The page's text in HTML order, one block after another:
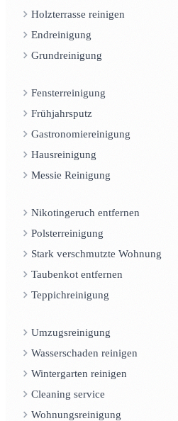
Holzterrasse reinigen
Endreinigung
Grundreinigung
Fensterreinigung
Frühjahrsputz
Gastronomiereinigung
Hausreinigung
Messie Reinigung
Nikotingeruch entfernen
Polsterreinigung
Stark verschmutzte Wohnung
Taubenkot entfernen
Teppichreinigung
Umzugsreinigung
Wasserschaden reinigen
Wintergarten reinigen
Cleaning service
Wohnungsreinigung